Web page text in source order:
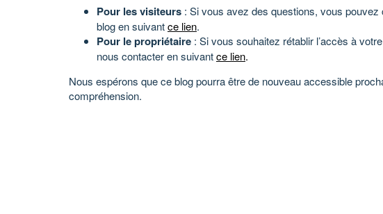
Pour les visiteurs : Si vous avez des questions, vous pouvez
blog en suivantce lien.
Pour le propriétaire : Si vous souhaitez rétablir l’accès à
nous contacter en suivantce lien.
Nous espérons que ce blog pourra être de nouveau accessible
compréhension.